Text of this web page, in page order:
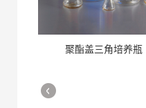
聚酯盖三角培养瓶